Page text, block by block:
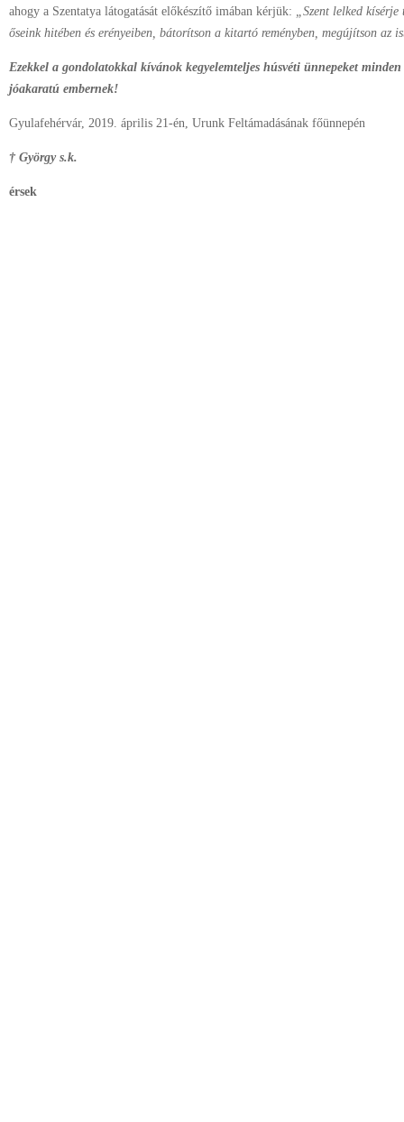
ahogy a Szentatya látogatását előkészítő imában kérjük: „Szent lelked kísérje
őseink hitében és erényeiben, bátorítson a kitartó reményben, megújítson az
Ezekkel a gondolatokkal kívánok kegyelemteljes húsvéti ünnepeket minden
jóakaratú embernek!
Gyulafehérvár, 2019. április 21-én, Urunk Feltámadásának főünnepén
† György s.k.
érsek